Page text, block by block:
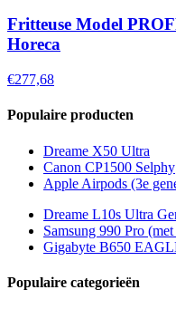
Fritteuse Model
Horeca
€277,68
Populaire producten
Dreame X50 Ultra
Canon CP1500 Selphy
Apple Airpods (3e
Dreame L10s Ultra
Samsung 990 Pro
Gigabyte B650
Populaire categorieën